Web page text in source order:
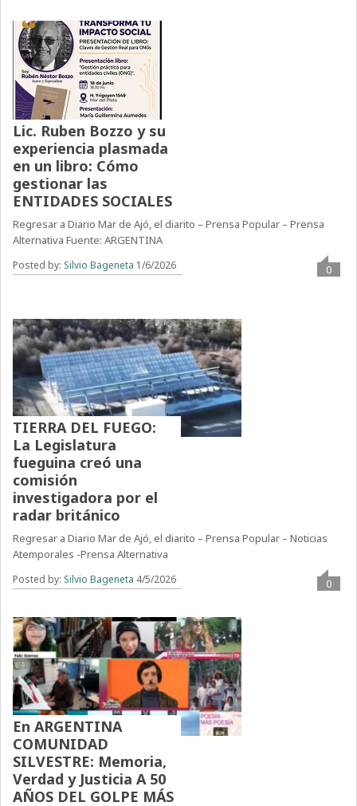
Lic. Ruben Bozzo y su
experiencia plasmada
en un libro: Cómo
gestionar las
ENTIDADES SOCIALES
Regresar a Diario Mar de Ajó, el diarito – Prensa Popular – Prensa
Alternativa Fuente: ARGENTINA
Posted by: Silvio Bageneta 1/6/2026 0
TIERRA DEL FUEGO:
La Legislatura
fueguina creó una
comisión
investigadora por el
radar británico
Regresar a Diario Mar de Ajó, el diarito – Prensa Popular – Noticias
Atemporales -Prensa Alternativa
Posted by: Silvio Bageneta 4/5/2026 0
En ARGENTINA
COMUNIDAD
SILVESTRE: Memoria,
Verdad y Justicia A 50
AÑOS DEL GOLPE MÁS